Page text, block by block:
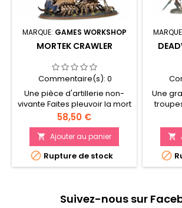
MARQUE: GAMES WORKSHOP
MORTEK CRAWLER
Commentaire(s): 0
Une pièce d'artillerie non-
vivante Faites pleuvoir la mort
de loin Choisissez parmi un
éventail de munitions
mortelles
Prix
58,50 €
 Ajouter au panier
 Rupture de stock
Une
vos
bout


Suivez-nous sur